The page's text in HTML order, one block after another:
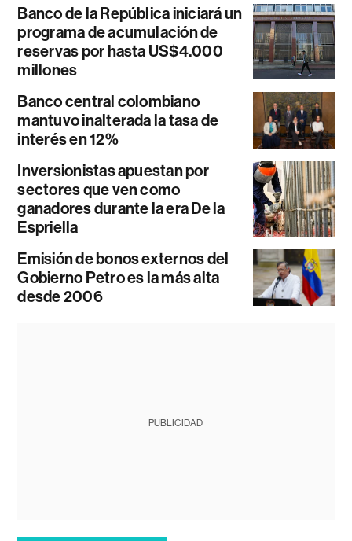
Banco de la República iniciará un
programa de acumulación de
reservas por hasta US$4.000
millones
Banco central colombiano
mantuvo inalterada la tasa de
interés en 12%
Inversionistas apuestan por
sectores que ven como
ganadores durante la era De la
Espriella
Emisión de bonos externos del
Gobierno Petro es la más alta
desde 2006
PUBLICIDAD